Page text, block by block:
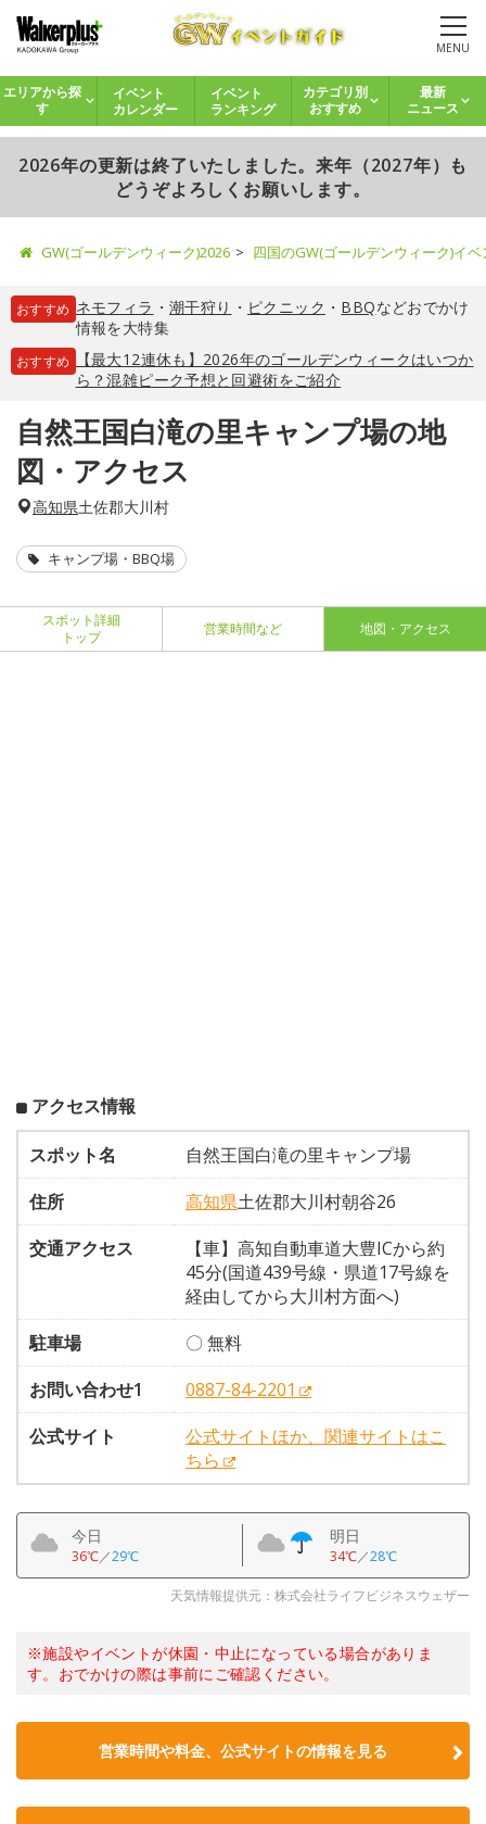
MENU
エリアから探
す
イベント
カレンダー
イベント
ランキング
カテゴリ別
おすすめ
最新
ニュース
2026年の更新は終了いたしました。来年（2027年）も
どうぞよろしくお願いします。
GW(ゴールデンウィーク)2026 四国のGW(ゴールデンウィーク)イ
おすすめ ネモフィラ ・ 潮干狩り ・ ピクニック ・ BBQなどおでかけ
情報を大特集
おすすめ
【最大12連休も】2026年のゴールデンウィークはいつか
ら？混雑ピーク予想と回避術をご紹介
自然王国白滝の里キャンプ場の地
図・アクセス
高知県土佐郡大川村
キャンプ場・BBQ場
スポット詳細
トップ
営業時間など 地図・アクセス
アクセス情報
スポット名
自然王国白滝の里キャンプ場
住所
高知県土佐郡大川村朝谷26
交通アクセス
【車】高知自動車道大豊ICから約
45分(国道439号線・県道17号線を
経由してから大川村方面へ)
駐車場
〇 無料
お問い合わせ1
0887-84-2201
公式サイト
公式サイトほか、関連サイトはこ
ちら
今日
36℃／29℃
明日
34℃／28℃
天気情報提供元：株式会社ライフビジネスウェザー
※施設やイベントが休園・中止になっている場合がありま
す。おでかけの際は事前にご確認ください。
営業時間や料金、公式サイトの情報を見る